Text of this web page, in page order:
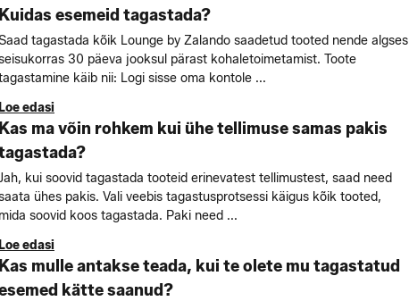
Kuidas esemeid tagastada?
tagastada kõik Lounge by Zalando saadetud tooted nende algses
30 päeva jooksul pärast kohaletoimetamist. Toote
käib nii: Logi sisse oma kontole ...
Loe edasi
Kas ma võin rohkem kui ühe tellimuse samas pakis
kui soovid tagastada tooteid erinevatest tellimustest, saad need
ühes pakis. Vali veebis tagastusprotsessi käigus kõik tooted,
mida soovid koos tagastada. Paki need ...
Loe edasi
Kas mulle antakse teada, kui te olete mu tagastatud
kätte saanud?